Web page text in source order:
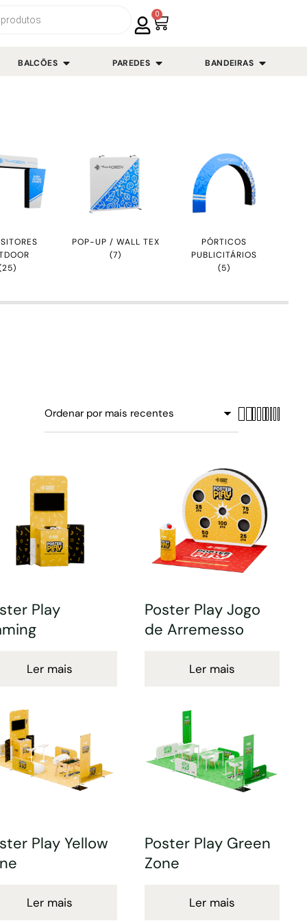
0
BALCÕES PAREDES BANDEIRAS
POP-UP / WALL TEX
(7)
PÓRTICOS
PUBLICITÁRIOS
(5)
Play
Ler mais
Poster Play Jogo
de Arremesso
Ler mais
Play Yellow
Ler mais
Poster Play Green
Zone
Ler mais